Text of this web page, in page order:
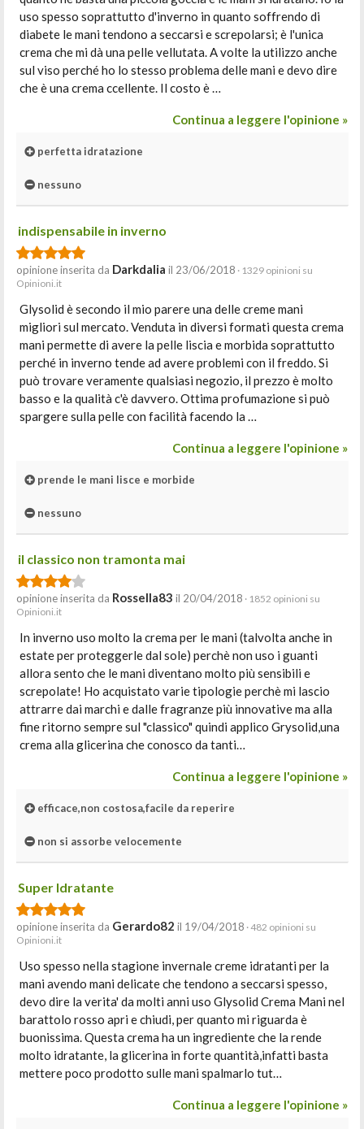
uso spesso soprattutto d'inverno in quanto soffrendo di
diabete le mani tendono a seccarsi e screpolarsi; è l'unica
crema che mi dà una pelle vellutata. A volte la utilizzo anche
sul viso perché ho lo stesso problema delle mani e devo dire
che è una crema ccellente. Il costo è …
Continua a leggere l'opinione »
perfetta idratazione
nessuno
indispensabile in inverno
opinione inserita da Darkdalia il 23/06/2018 · 1329 opinioni su
Opinioni.it
Glysolid è secondo il mio parere una delle creme mani
migliori sul mercato. Venduta in diversi formati questa crema
mani permette di avere la pelle liscia e morbida soprattutto
perché in inverno tende ad avere problemi con il freddo. Si
può trovare veramente qualsiasi negozio, il prezzo è molto
basso e la qualità c'è davvero. Ottima profumazione si può
spargere sulla pelle con facilità facendo la …
Continua a leggere l'opinione »
prende le mani lisce e morbide
nessuno
il classico non tramonta mai
opinione inserita da Rossella83 il 20/04/2018 · 1852 opinioni su
Opinioni.it
In inverno uso molto la crema per le mani (talvolta anche in
estate per proteggerle dal sole) perchè non uso i guanti
allora sento che le mani diventano molto più sensibili e
screpolate! Ho acquistato varie tipologie perchè mi lascio
attrarre dai marchi e dalle fragranze più innovative ma alla
fine ritorno sempre sul "classico" quindi applico Grysolid,una
crema alla glicerina che conosco da tanti…
Continua a leggere l'opinione »
efficace,non costosa,facile da reperire
non si assorbe velocemente
Super Idratante
opinione inserita da Gerardo82 il 19/04/2018 · 482 opinioni su
Opinioni.it
Uso spesso nella stagione invernale creme idratanti per la
mani avendo mani delicate che tendono a seccarsi spesso,
devo dire la verita' da molti anni uso Glysolid Crema Mani nel
barattolo rosso apri e chiudi, per quanto mi riguarda è
buonissima. Questa crema ha un ingrediente che la rende
molto idratante, la glicerina in forte quantità,infatti basta
mettere poco prodotto sulle mani spalmarlo tut…
Continua a leggere l'opinione »